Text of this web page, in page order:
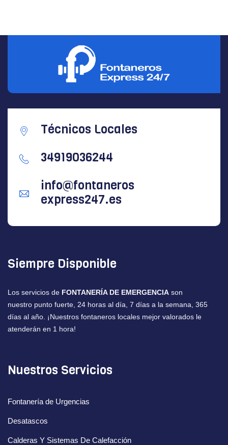
Técnicos Locales
34919036244
info@fontaneros
express247.es
Siempre Disponible
Los servicios de FONTANERÍA DE EMERGENCIA son
nuestro punto fuerte, 24 horas al día, 7 días a la semana, 365
días al año. ¡Nuestros fontaneros locales mejor valorados le
atenderán en 1 hora!
Nuestros Servicios
Fontanería de Urgencias
Desatascos
Calderas Y Sistemas De Calefacción